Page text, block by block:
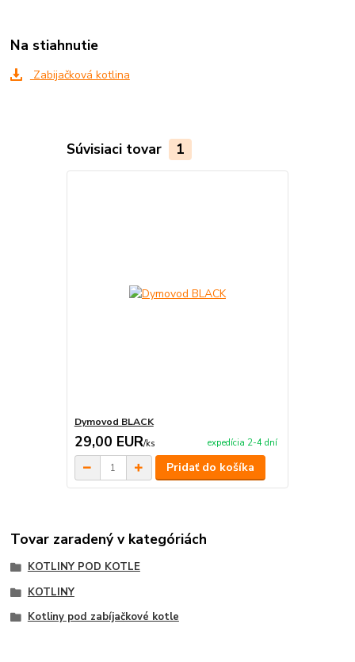
Na stiahnutie
Zabijačková kotlina
Súvisiaci tovar 1
Dymovod BLACK
29,00 EUR/ks expedícia 2-4 dní
Pridať do košíka
Tovar zaradený v kategóriách
KOTLINY POD KOTLE
KOTLINY
Kotliny pod zabíjačkové kotle